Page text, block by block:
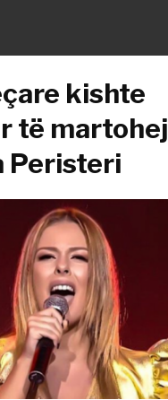
kishte
të martohej
Peristeri